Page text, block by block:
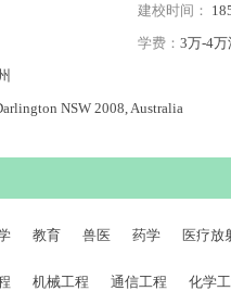
建校时间：
学费： 3万-4万
NSW 2008, Australia
教育 兽医 药学 医疗放
机械工程 通信工程 化学